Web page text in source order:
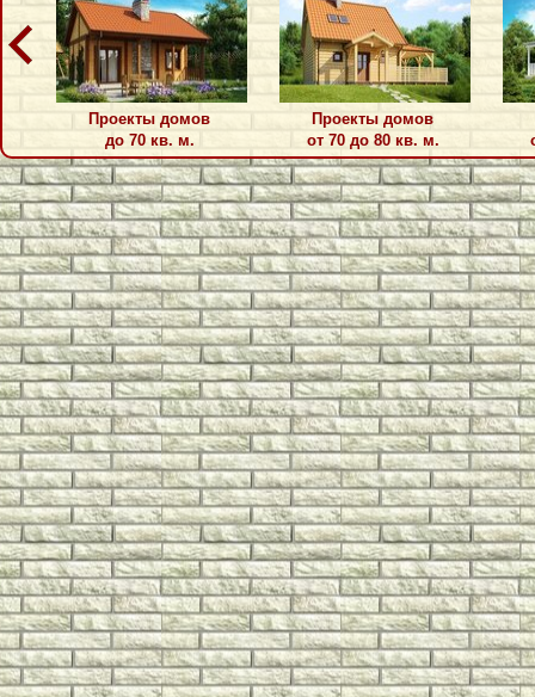
Проекты домов
до 70 кв. м.
Проекты домов
от 70 до 80 кв. м.